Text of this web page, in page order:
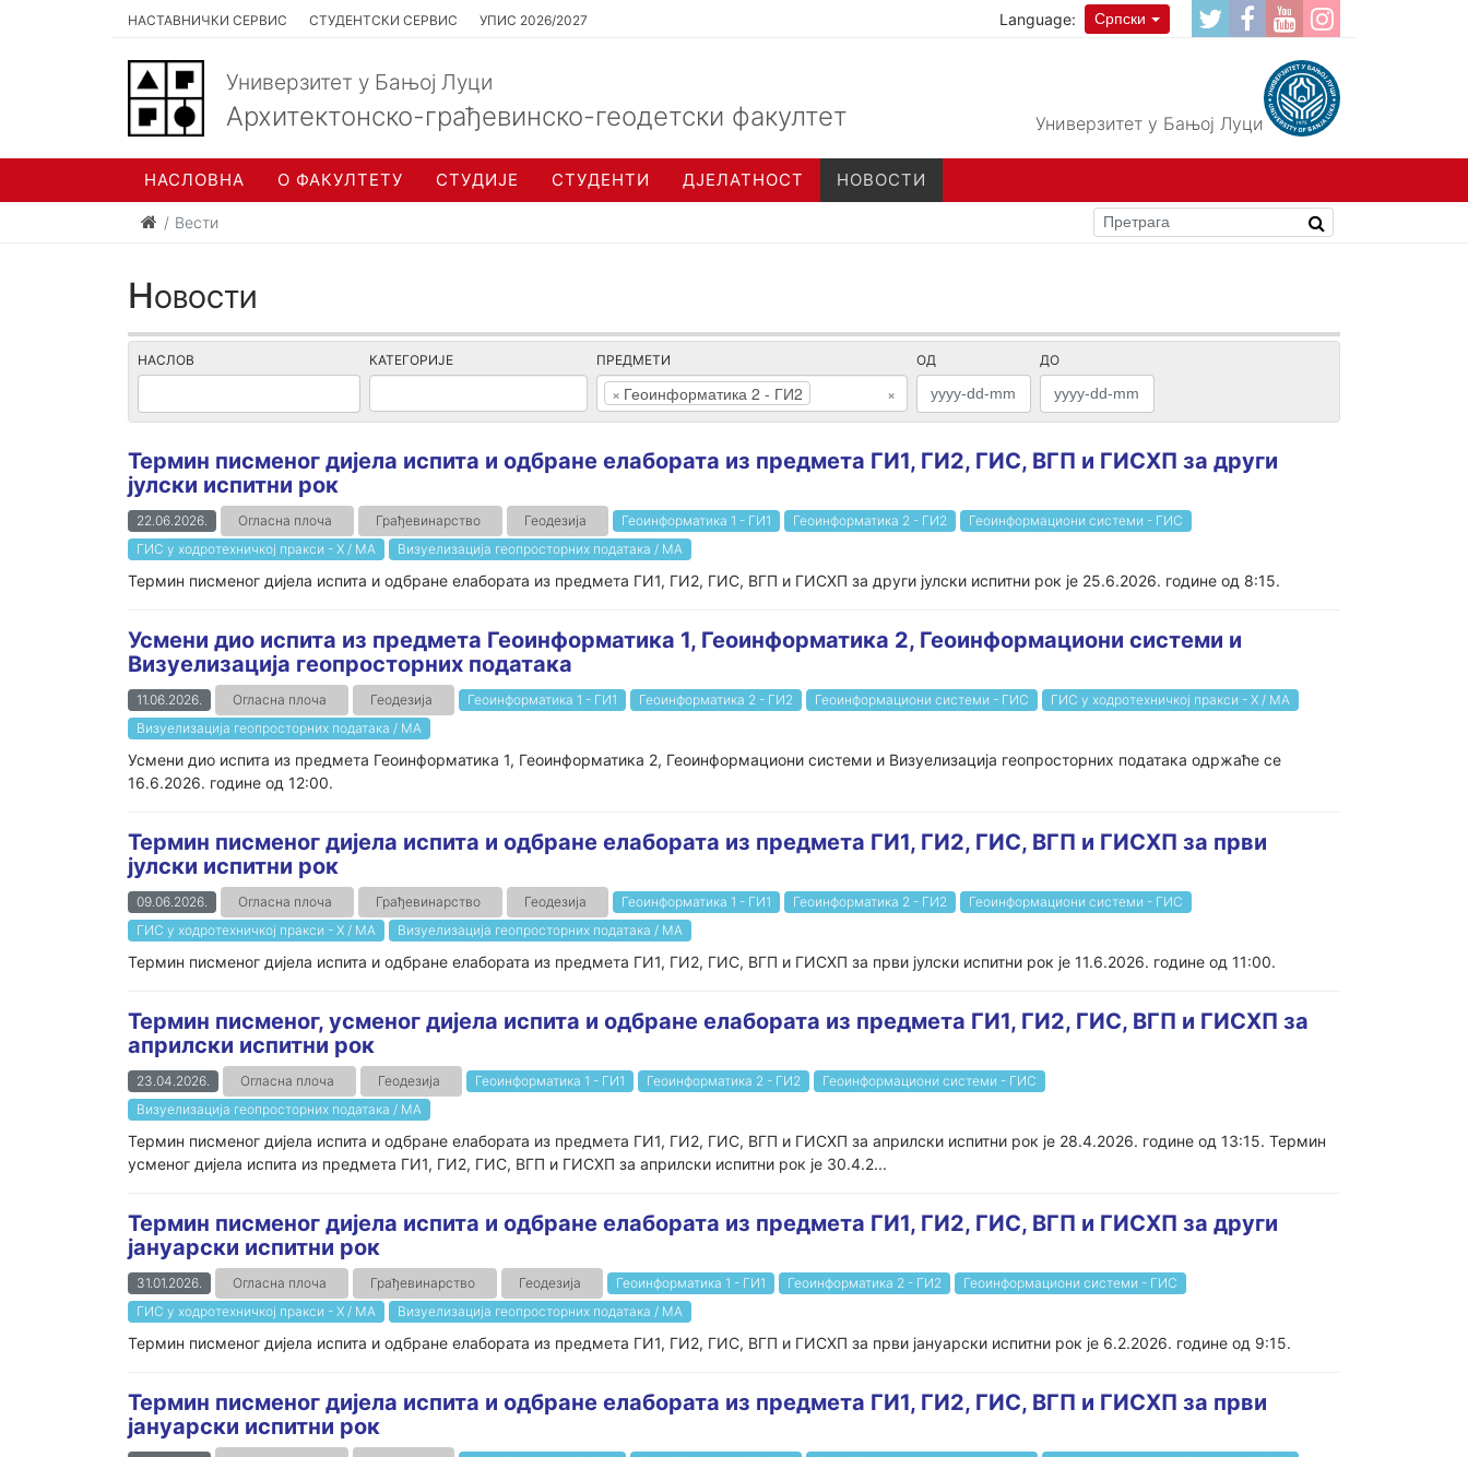
НАСТАВНИЧКИ СЕРВИС СТУДЕНТСКИ СЕРВИС УПИС 2026/2027 Language: Српски
Универзитет у Бањој Луци
Архитектонско-грађевинско-геодетски факултет Универзитет у Бањој Луци
НАСЛОВНА О ФАКУЛТЕТУ СТУДИЈЕ СТУДЕНТИ ДЈЕЛАТНОСТ НОВОСТИ
Вести
Новости
НАСЛОВ КАТЕГОРИЈЕ ПРЕДМЕТИ
×
× Геоинформатика 2 - ГИ2
ОД ДО
Термин писменог дијела испита и одбране елабората из предмета ГИ1, ГИ2, ГИС, ВГП и ГИСХП за други
јулски испитни рок
22.06.2026. Огласна плоча Грађевинарство Геодезија Геоинформатика 1 - ГИ1 Геоинформатика 2 - ГИ2
Геоинформациони системи - ГИС
ГИС у ходротехничкој пракси - Х / МА
Визуелизација геопросторних података / МА
Термин писменог дијела испита и одбране елабората из предмета ГИ1, ГИ2, ГИС, ВГП и ГИСХП за други јулски испитни рок је 25.6.2026. године од 8:15.
Усмени дио испита из предмета Геоинформатика 1, Геоинформатика 2, Геоинформациони системи и
Визуелизација геопросторних података
11.06.2026. Огласна плоча Геодезија Геоинформатика 1 - ГИ1 Геоинформатика 2 - ГИ2 Геоинформациони системи - ГИС
ГИС у ходротехничкој пракси - Х / МА
Визуелизација геопросторних података / МА
Усмени дио испита из предмета Геоинформатика 1, Геоинформатика 2, Геоинформациони системи и Визуелизација геопросторних података одржаће се
16.6.2026. године од 12:00.
Термин писменог дијела испита и одбране елабората из предмета ГИ1, ГИ2, ГИС, ВГП и ГИСХП за први
јулски испитни рок
09.06.2026. Огласна плоча Грађевинарство Геодезија Геоинформатика 1 - ГИ1 Геоинформатика 2 - ГИ2
Геоинформациони системи - ГИС
ГИС у ходротехничкој пракси - Х / МА
Визуелизација геопросторних података / МА
Термин писменог дијела испита и одбране елабората из предмета ГИ1, ГИ2, ГИС, ВГП и ГИСХП за први јулски испитни рок је 11.6.2026. године од 11:00.
Термин писменог, усменог дијела испита и одбране елабората из предмета ГИ1, ГИ2, ГИС, ВГП и ГИСХП за
априлски испитни рок
23.04.2026. Огласна плоча Геодезија Геоинформатика 1 - ГИ1 Геоинформатика 2 - ГИ2
Геоинформациони системи - ГИС
Визуелизација геопросторних података / МА
Термин писменог дијела испита и одбране елабората из предмета ГИ1, ГИ2, ГИС, ВГП и ГИСХП за априлски испитни рок је 28.4.2026. године од 13:15. Термин
усменог дијела испита из предмета ГИ1, ГИ2, ГИС, ВГП и ГИСХП за априлски испитни рок је 30.4.2...
Термин писменог дијела испита и одбране елабората из предмета ГИ1, ГИ2, ГИС, ВГП и ГИСХП за други
jaнуарски испитни рок
31.01.2026. Огласна плоча Грађевинарство Геодезија Геоинформатика 1 - ГИ1 Геоинформатика 2 - ГИ2
Геоинформациони системи - ГИС
ГИС у ходротехничкој пракси - Х / МА
Визуелизација геопросторних података / МА
Термин писменог дијела испита и одбране елабората из предмета ГИ1, ГИ2, ГИС, ВГП и ГИСХП за први јануарски испитни рок је 6.2.2026. године од 9:15.
Термин писменог дијела испита и одбране елабората из предмета ГИ1, ГИ2, ГИС, ВГП и ГИСХП за први
jaнуарски испитни рок